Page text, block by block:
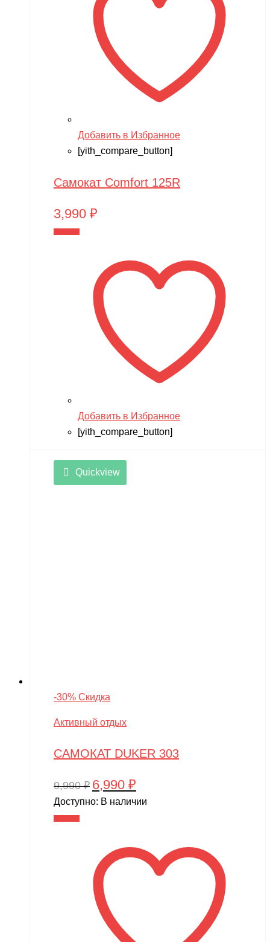
Добавить в Избранное
[yith_compare_button]
Самокат Comfort 125R
3,990 ₽
Добавить в Избранное
[yith_compare_button]
Quickview
-30% Скидка
Активный отдых
САМОКАТ DUKER 303
9,990₽ Первоначальная
цена
6,990 ₽
цена:
Доступно: В наличии